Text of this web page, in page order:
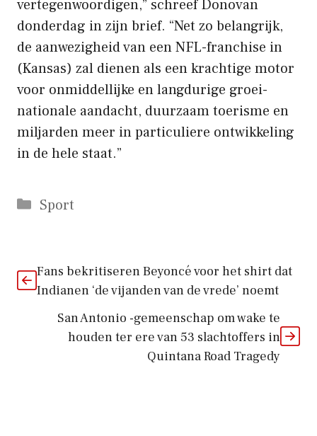
vertegenwoordigen,” schreef Donovan
donderdag in zijn brief. “Net zo belangrijk,
de aanwezigheid van een NFL-franchise in
(Kansas) zal dienen als een krachtige motor
voor onmiddellijke en langdurige groei-
nationale aandacht, duurzaam toerisme en
miljarden meer in particuliere ontwikkeling
in de hele staat.”
Categorieën
Sport
Fans bekritiseren Beyoncé voor het shirt dat
Indianen ‘de vijanden van de vrede’ noemt
San Antonio -gemeenschap om wake te
houden ter ere van 53 slachtoffers in
Quintana Road Tragedy